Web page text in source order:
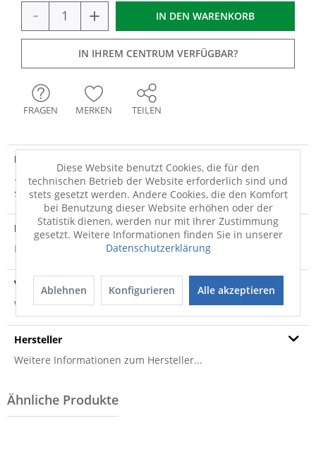
- + IN DEN WARENKORB
IN IHREM CENTRUM VERFÜGBAR?
FRAGEN MERKEN TEILEN
Produktdetails
· 0,25 Liter Fassungsvermögen · Premium Porzellan ·
spülmaschinenfest · mikrowellensicher... mehr
Produktsicherheit
Produktsicherheit
Versandinfo
Weitere Informationen zum Versand...
Hersteller
Weitere Informationen zum Hersteller...
Diese Website benutzt Cookies, die für den
technischen Betrieb der Website erforderlich sind und
stets gesetzt werden. Andere Cookies, die den Komfort
bei Benutzung dieser Website erhöhen oder der
Statistik dienen, werden nur mit Ihrer Zustimmung
gesetzt. Weitere Informationen finden Sie in unserer
Datenschutzerklärung
Ablehnen Konfigurieren Alle akzeptieren